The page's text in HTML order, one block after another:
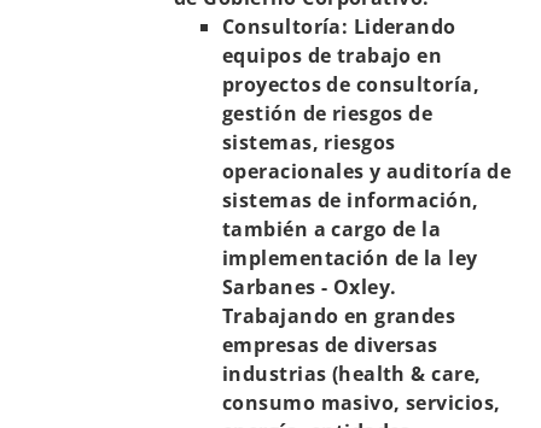
Consultoría: Liderando
equipos de trabajo en
proyectos de consultoría,
gestión de riesgos de
sistemas, riesgos
operacionales y auditoría de
sistemas de información,
también a cargo de la
implementación de la ley
Sarbanes - Oxley.
Trabajando en grandes
empresas de diversas
industrias (health & care,
consumo masivo, servicios,